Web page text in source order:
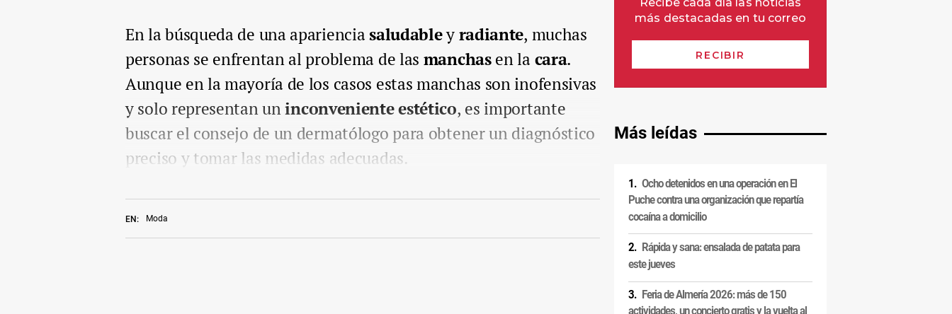
EN: Moda
En la búsqueda de una aparienciasaludableyradiante, muchas
personas se enfrentan al problema de las manchasen la cara.
Aunque en la mayoría de los casos estas manchas son inofensivas
y solo representan uninconveniente estético, es importante
buscar el consejo de un dermatólogo para obtener un diagnóstico
preciso y tomar las medidas adecuadas.
Más leídas
Ocho detenidos en una operación en El
Puche contra una organización que repartía
cocaína a domicilio
Rápida y sana: ensalada de patata para
este jueves
Feria de Almería 2026: más de 150
actividades, un concierto gratis y la vuelta al